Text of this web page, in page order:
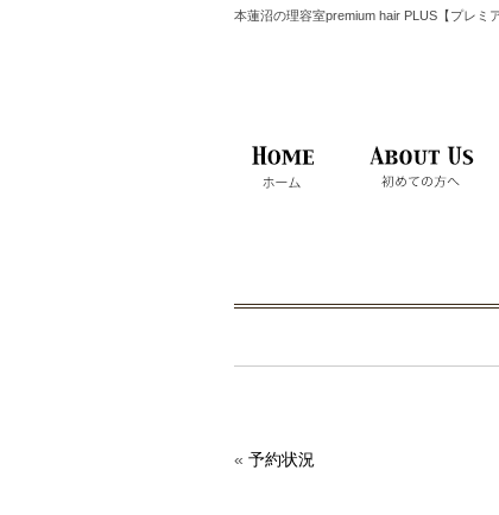
本蓮沼の理容室premium hair PLUS【プレミ
« 予約状況